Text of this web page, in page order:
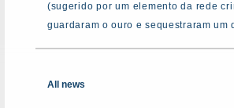
(sugerido por um elemento da rede
guardaram o ouro e sequestraram
All news